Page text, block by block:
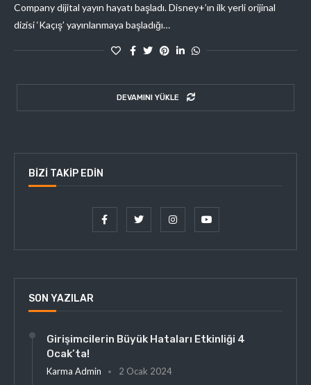
Company dijital yayın hayatı başladı. Disney+’ın ilk yerli orijinal
dizisi ‘Kaçış’ yayınlanmaya başladığı…
DEVAMINI YÜKLE
BIZI TAKIP EDIN
SON YAZILAR
Girişimcilerin Büyük Hataları Etkinliği 4
Ocak’ta!
Karma Admin 2 Ocak 2024